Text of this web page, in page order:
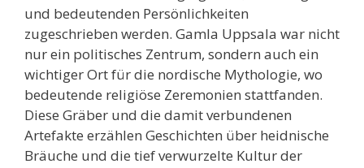
und bedeutenden Persönlichkeiten
zugeschrieben werden. Gamla Uppsala war nicht
nur ein politisches Zentrum, sondern auch ein
wichtiger Ort für die nordische Mythologie, wo
bedeutende religiöse Zeremonien stattfanden.
Diese Gräber und die damit verbundenen
Artefakte erzählen Geschichten über heidnische
Bräuche und die tief verwurzelte Kultur der